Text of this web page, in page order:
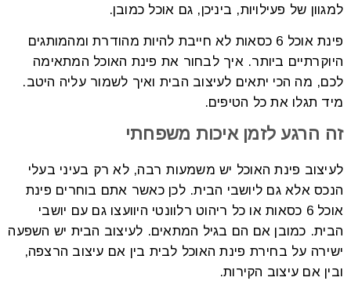
למגוון של פעילויות, ביניכן, גם אוכל כמובן.
פינת אוכל 6 כסאות לא חייבת להיות מהודרת ומהמותגים
היוקרתיים ביותר. איך לבחור את פינת האוכל המתאימה
לכם, מה הכי יתאים לעיצוב הבית ואיך לשמור עליה היטב.
מיד תגלו את כל הטיפים.
זה הרגע לזמן איכות משפחתי
לעיצוב פינת האוכל יש משמעות רבה, לא רק בעיני בעלי
הנכס אלא גם ליושבי הבית. לכן כאשר אתם בוחרים פינת
אוכל 6 כסאות או כל ריהוט רלוונטי היוועצו גם עם יושבי
הבית. כמובן אם הם בגיל המתאים. לעיצוב הבית יש השפעה
ישירה על בחירת פינת האוכל לבית בין אם עיצוב הרצפה,
ובין אם עיצוב הקירות.